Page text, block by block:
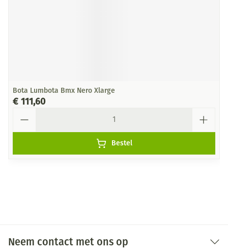
Bota Lumbota Bmx Nero Xlarge
€ 111,60
Bestel
Neem contact met ons op